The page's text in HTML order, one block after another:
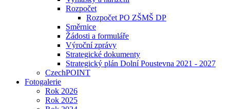
Rozpočet
Rozpočet PO ZŠMŠ DP
Směrnice
Žádosti a formuláře
Výroční zprávy
Strategické dokumenty
Strategický plán Dolní Poustevna 2021 - 2027
CzechPOINT
Fotogalerie
Rok 2026
Rok 2025